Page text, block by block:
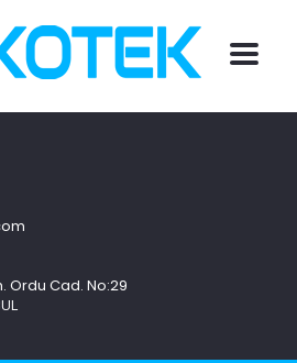
Ordu Cad. No:29